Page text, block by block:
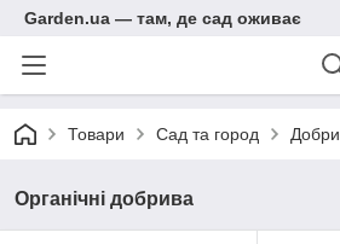
Garden.ua — там, де сад оживає
Товари Сад та город
Органічні добрива